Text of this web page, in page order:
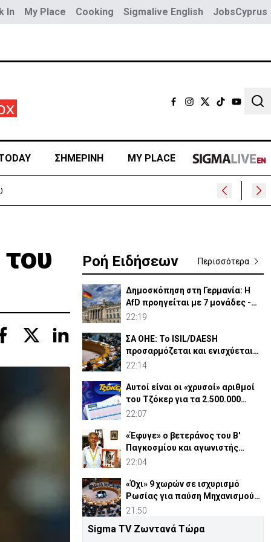
In My Place Cooking Sigmalive English JobsCyprus
ΣΗΜΕΡΙΝΗ MY PLACE
Ροή Ειδήσεων Περισσότερα
Δημοσκόπηση στη Γερμανία: Η
AfD προηγείται με 7 μονάδες -
Διεύρυνε τη διαφορά
22:19
ΣΑ ΟΗΕ: Το ISIL/DAESH
προσαρμόζεται και ενισχύεται
στην Αφρική - Πώς απειλεί
22:14
Αυτοί είναι οι «χρυσοί» αριθμοί
του Τζόκερ για τα 2.500.000
ευρώ
22:07
«Έφυγε» ο βετεράνος του Β'
Παγκοσμίου και αγωνιστής
ΕΟΚΑ, Παύλος Μ. Κασάπης
22:04
«Όχι» 9 χωρών σε ισχυρισμό
Ρωσίας για παύση Μηχανισμού
Ποινικών Δικαστηρίων
21:50
ΗΠΑ: Μαζικές κυβερνοεπιθέσεις
Sigma TV Ζωντανά Τώρα